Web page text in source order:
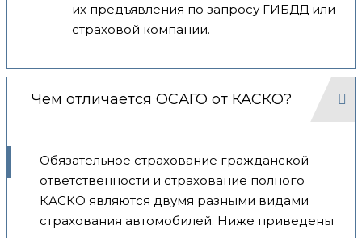
их предъявления по запросу ГИБДД или
страховой компании.
Чем отличается ОСАГО от КАСКО?
Обязательное страхование гражданской
ответственности и страхование полного
КАСКО являются двумя разными видами
страхования автомобилей. Ниже приведены